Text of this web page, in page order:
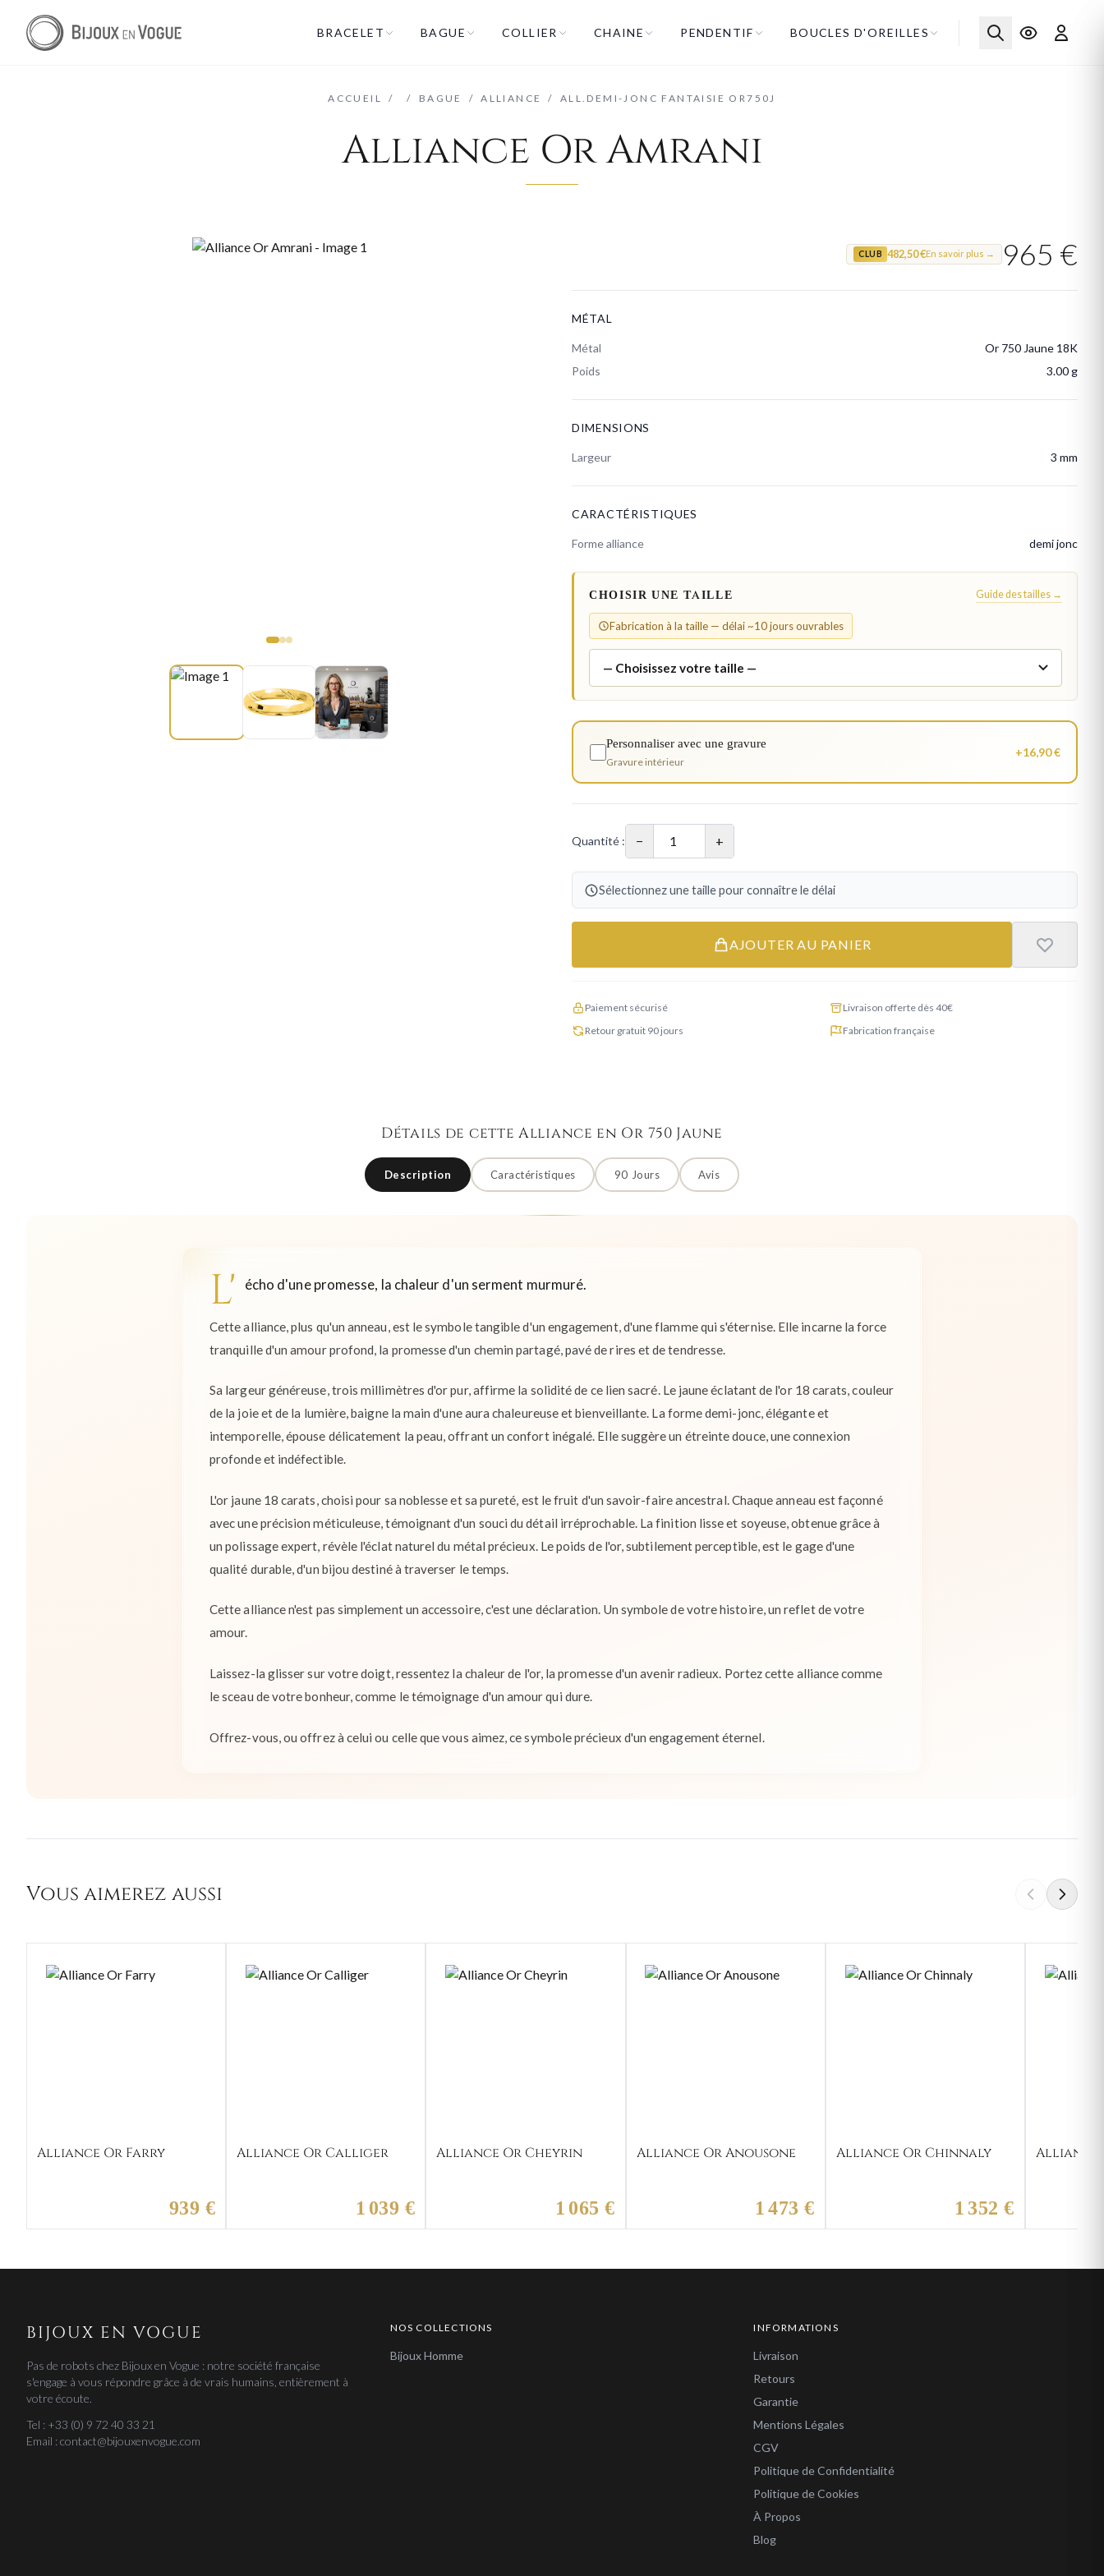
BRACELET BAGUE COLLIER CHAINE PENDENTIF BOUCLES D'OREILLES
ACCUEIL / / BAGUE / ALLIANCE / ALL.DEMI-JONC FANTAISIE OR750J
Alliance Or Amrani
CLUB 482,50 €En savoir plus → 965 €
MÉTAL
Métal
Or 750 Jaune 18K
Poids
3.00 g
DIMENSIONS
Largeur 3 mm
CARACTÉRISTIQUES
Forme alliance demi jonc
CHOISIR UNE TAILLE Guide des tailles →
Fabrication à la taille — délai ~10 jours ouvrables
Personnaliser avec une gravure
Gravure intérieur
+16,90 €
Quantité : − +
Sélectionnez une taille pour connaître le délai
AJOUTER AU PANIER
Paiement sécurisé
Livraison offerte dès 40€
Retour gratuit 90 jours
Fabrication française
Détails de cette Alliance en Or 750 Jaune
Description Caractéristiques 90 Jours Avis
L' écho d'une promesse, la chaleur d'un serment murmuré.
Cette alliance, plus qu'un anneau, est le symbole tangible d'un engagement, d'une flamme qui s'éternise. Elle incarne la force
tranquille d'un amour profond, la promesse d'un chemin partagé, pavé de rires et de tendresse.
Sa largeur généreuse, trois millimètres d'or pur, affirme la solidité de ce lien sacré. Le jaune éclatant de l'or 18 carats, couleur
de la joie et de la lumière, baigne la main d'une aura chaleureuse et bienveillante. La forme demi-jonc, élégante et
intemporelle, épouse délicatement la peau, offrant un confort inégalé. Elle suggère un étreinte douce, une connexion
profonde et indéfectible.
L'or jaune 18 carats, choisi pour sa noblesse et sa pureté, est le fruit d'un savoir-faire ancestral. Chaque anneau est façonné
avec une précision méticuleuse, témoignant d'un souci du détail irréprochable. La finition lisse et soyeuse, obtenue grâce à
un polissage expert, révèle l'éclat naturel du métal précieux. Le poids de l'or, subtilement perceptible, est le gage d'une
qualité durable, d'un bijou destiné à traverser le temps.
Cette alliance n'est pas simplement un accessoire, c'est une déclaration. Un symbole de votre histoire, un reflet de votre
amour.
Laissez-la glisser sur votre doigt, ressentez la chaleur de l'or, la promesse d'un avenir radieux. Portez cette alliance comme
le sceau de votre bonheur, comme le témoignage d'un amour qui dure.
Offrez-vous, ou offrez à celui ou celle que vous aimez, ce symbole précieux d'un engagement éternel.
Vous aimerez aussi
Alliance Or Farry
939 €
Alliance Or Calliger
1 039 €
Alliance Or Cheyrin
1 065 €
Alliance Or Anousone
1 473 €
Alliance Or Chinnaly
1 352 €
Alliance
BIJOUX EN VOGUE
Pas de robots chez Bijoux en Vogue : notre société française
s'engage à vous répondre grâce à de vrais humains, entièrement à
votre écoute.
Tel : +33 (0) 9 72 40 33 21
Email : contact@bijouxenvogue.com
NOS COLLECTIONS
Bijoux Homme
INFORMATIONS
Livraison
Retours
Garantie
Mentions Légales
CGV
Politique de Confidentialité
Politique de Cookies
À Propos
Blog